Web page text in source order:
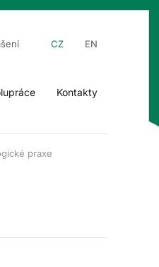
CZ EN
Kontakty
praxe